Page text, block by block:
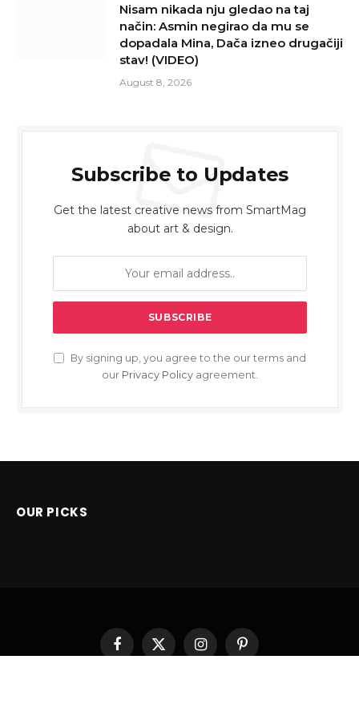
Nisam nikada nju gledao na taj
način: Asmin negirao da mu se
dopadala Mina, Dača izneo drugačiji
stav! (VIDEO)
August 8, 2026
Subscribe to Updates
Get the latest creative news from SmartMag
about art & design.
By signing up, you agree to the our terms and
our Privacy Policy agreement.
OUR PICKS
Facebook
X
InstagramPinterest